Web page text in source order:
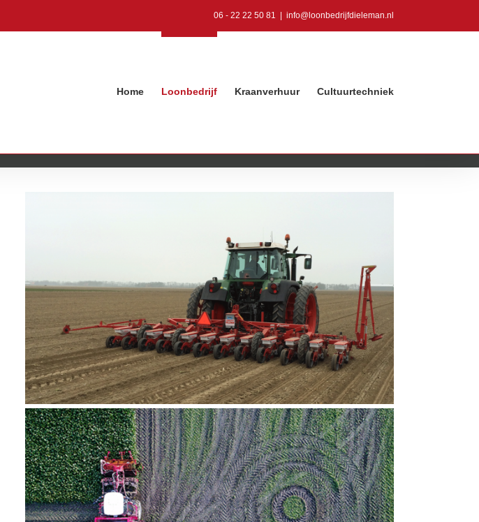
06 - 22 22 50 81 info@loonbedrijfdieleman.nl
Home Loonbedrijf Kraanverhuur Cultuurtechniek